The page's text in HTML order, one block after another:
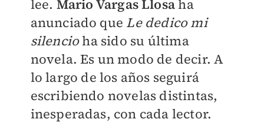
lee. Mario Vargas Llosaha
anunciado que Le dedico mi
silencioha sido su última
novela. Es un modo de decir. A
lo largo de los años seguirá
escribiendo novelas distintas,
inesperadas, con cada lector.